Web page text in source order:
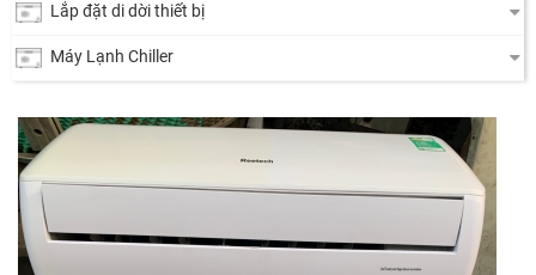
Lắp đặt di dời thiết bị
Máy Lạnh Chiller